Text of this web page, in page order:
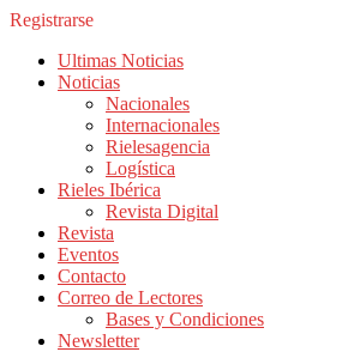
Registrarse
Ultimas Noticias
Noticias
Nacionales
Internacionales
Rielesagencia
Logística
Rieles Ibérica
Revista Digital
Revista
Eventos
Contacto
Correo de Lectores
Bases y Condiciones
Newsletter